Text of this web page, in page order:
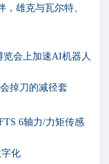
雄克与瓦尔特、
览会上加速AI机器人
掉刀的减径套
6轴力/力矩传感
化